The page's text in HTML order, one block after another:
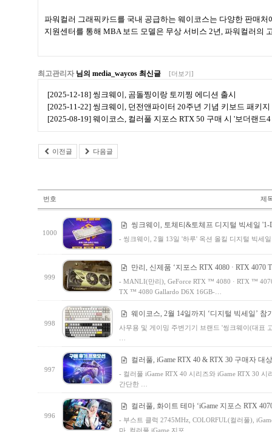
파워컬러 그래픽카드를 국내 공급하는 웨이코스는 다양한 판매
지원센터를 통해 MBA 보드 모델은 무상 서비스 2년, 파워컬러의
최고관리자 님의 media_waycos 최신글 [더보기]
[2025-12-18] 씽크웨이, 곰돌찡이랑 토끼찡 에디션 출시
[2025-11-22] 씽크웨이, 던전앤파이터 20주년 기념 키보드 패키지
[2025-08-19] 웨이코스, 컬러풀 지포스 RTX 50 구매 시 '보더랜드
이전글 다음글
번호 제
1000
씽크웨이, 토체티&토체프 디지털 빅세일 '1-
- 씽크웨이, 2월 13일 '하루' 옥션 올킬 디지털 빅세
999
만리, 신제품 ‘지포스 RTX 4080 · RTX 4070
- MANLI(만리), GeForce RTX ™ 4080 · RTX ™
TX ™ 4080 Gallardo D6X 16GB-…
998
웨이코스, 2월 14일까지 ‘디지털 빅세일’ 참
사무용 및 게이밍 주변기기 브랜드 '씽크웨이(대표
997
컬러풀, iGame RTX 40 & RTX 30 구매자 대
- 컬러풀 iGame RTX 40 시리즈와 iGame RTX 30
간단한 …
996
컬러풀, 화이트 테마 ‘iGame 지포스 RTX
- 부스트 클럭 2745MHz, COLORFUL(컬러풀),
마. 컬러풀 iGame 지포…